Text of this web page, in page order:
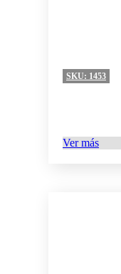
SKU: 1453
Ver más